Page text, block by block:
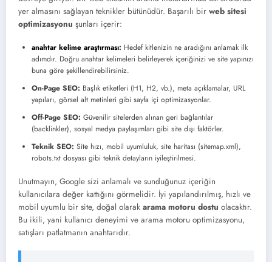
yer almasını sağlayan teknikler bütünüdür. Başarılı bir web sitesi
optimizasyonu şunları içerir:
anahtar kelime araştırması: Hedef kitlenizin ne aradığını anlamak ilk
adımdır. Doğru anahtar kelimeleri belirleyerek içeriğinizi ve site yapınızı
buna göre şekillendirebilirsiniz.
On-Page SEO: Başlık etiketleri (H1, H2, vb.), meta açıklamalar, URL
yapıları, görsel alt metinleri gibi sayfa içi optimizasyonlar.
Off-Page SEO: Güvenilir sitelerden alınan geri bağlantılar
(backlinkler), sosyal medya paylaşımları gibi site dışı faktörler.
Teknik SEO: Site hızı, mobil uyumluluk, site haritası (sitemap.xml),
robots.txt dosyası gibi teknik detayların iyileştirilmesi.
Unutmayın, Google sizi anlamalı ve sunduğunuz içeriğin
kullanıcılara değer kattığını görmelidir. İyi yapılandırılmış, hızlı ve
mobil uyumlu bir site, doğal olarak arama motoru dostu olacaktır.
Bu ikili, yani kullanıcı deneyimi ve arama motoru optimizasyonu,
satışları patlatmanın anahtarıdır.